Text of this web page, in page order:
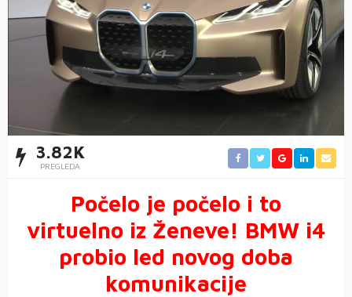
3.82K
PREGLEDA
Počelo je počelo i to
virtuelno iz Ženeve! BMW i4
probio led novog doba
komunikacije